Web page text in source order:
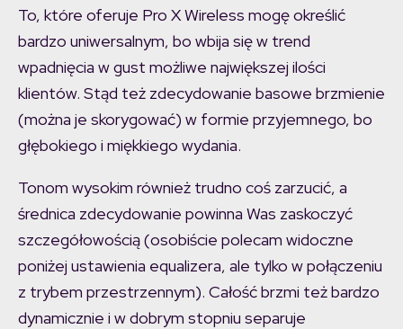
To, które oferuje Pro X Wireless mogę określić
bardzo uniwersalnym, bo wbija się w trend
wpadnięcia w gust możliwe największej ilości
klientów. Stąd też zdecydowanie basowe brzmienie
(można je skorygować) w formie przyjemnego, bo
głębokiego i miękkiego wydania.
Tonom wysokim również trudno coś zarzucić, a
średnica zdecydowanie powinna Was zaskoczyć
szczegółowością (osobiście polecam widoczne
poniżej ustawienia equalizera, ale tylko w połączeniu
z trybem przestrzennym). Całość brzmi też bardzo
dynamicznie i w dobrym stopniu separuje